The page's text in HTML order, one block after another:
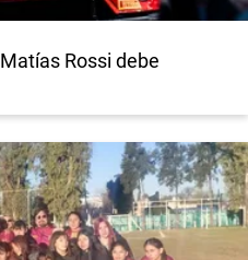
Matías Rossi debe